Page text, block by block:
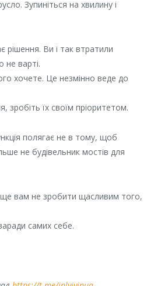
Зупиніться на хвилину і
рішення. Ви і так втратили
не варті.
хочете. Це незмінно веде до
зробіть їх своїм пріоритетом.
полягає не в тому, щоб
не будівельник мостів для
ще вам не зробити щасливим того,
самих себе.